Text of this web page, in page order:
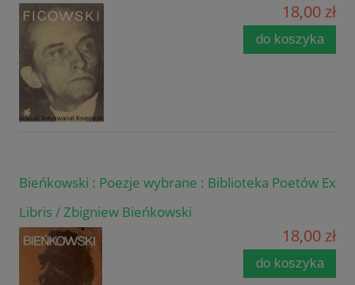
18,00 zł
do koszyka
Bieńkowski : Poezje wybrane : Biblioteka Poetów Ex
Libris / Zbigniew Bieńkowski
18,00 zł
do koszyka